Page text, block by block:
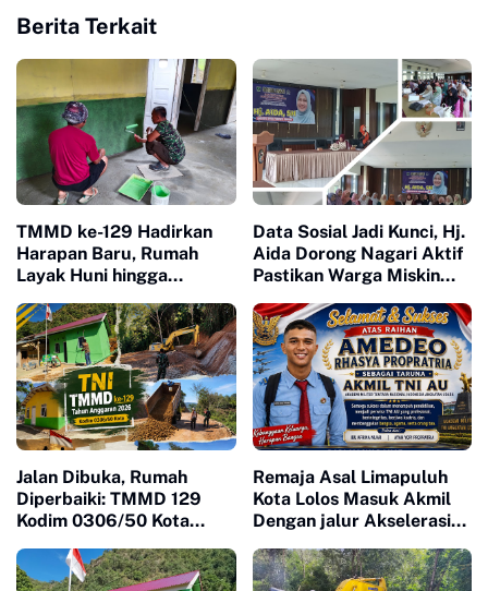
Berita Terkait
TMMD ke-129 Hadirkan
Harapan Baru, Rumah
Layak Huni hingga
Kehidupan Warga Buluh
Kasok
Data Sosial Jadi Kunci, Hj.
Aida Dorong Nagari Aktif
Pastikan Warga Miskin
Jalan Dibuka, Rumah
Diperbaiki: TMMD 129
Kodim 0306/50 Kota
Kasok
Remaja Asal Limapuluh
Kota Lolos Masuk Akmil
Dengan jalur Akselerasi